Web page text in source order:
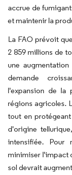
accrue de
et maintenir la
La FAO prévoit
2 859 millions de
une
demande
l'expansion de la
régions agricoles.
tout en
d'origine
intensifiée. Pour
minimiser l'impact
sol devrait